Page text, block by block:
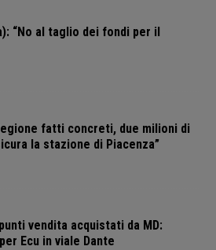
“No al taglio dei fondi per il
fatti concreti, due milioni di
la stazione di Piacenza”
vendita acquistati da MD:
Ecu in viale Dante